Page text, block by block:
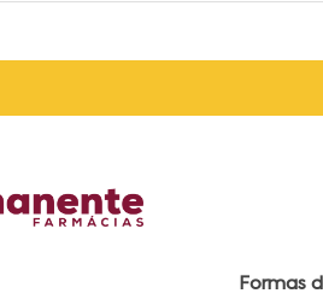
Formas